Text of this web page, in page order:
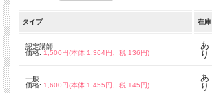
タイプ 在庫
認定講師
価格:1,500円(本体 1,364円、税 136円)
あ
り
一般
価格: 1,600円(本体 1,455円、税 145円)
あ
り